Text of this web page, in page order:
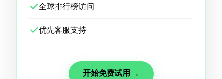
全球排行榜访问
优先客服支持
开始免费试用 →